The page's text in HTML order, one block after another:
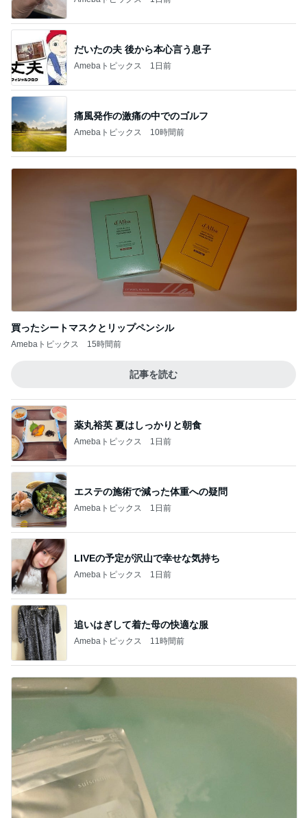
だいたの夫 後から本心言う息子
Amebaトピックス 1日前
痛風発作の激痛の中でのゴルフ
Amebaトピックス 10時間前
買ったシートマスクとリップペンシル
Amebaトピックス 15時間前
記事を読む
薬丸裕英 夏はしっかりと朝食
Amebaトピックス 1日前
エステの施術で減った体重への疑問
Amebaトピックス 1日前
LIVEの予定が沢山で幸せな気持ち
Amebaトピックス 1日前
追いはぎして着た母の快適な服
Amebaトピックス 11時間前